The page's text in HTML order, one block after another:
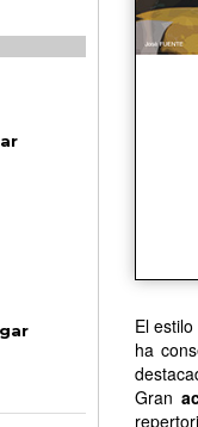
El
ha
Gran